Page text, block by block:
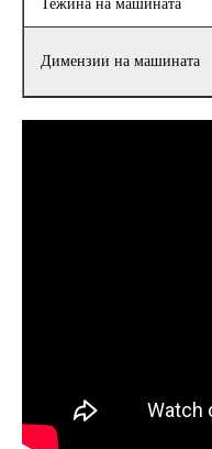
Димензии на машината